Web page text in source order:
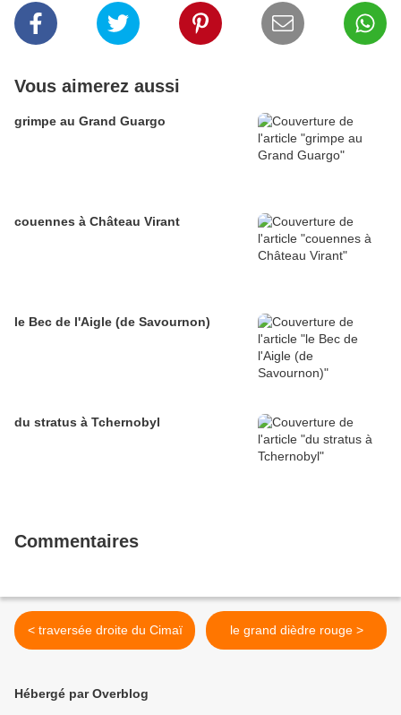
Vous aimerez aussi
grimpe au Grand Guargo
couennes à Château Virant
le Bec de l'Aigle (de Savournon)
du stratus à Tchernobyl
Commentaires
< traversée droite du Cimaï le grand dièdre rouge >
Hébergé par Overblog